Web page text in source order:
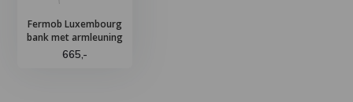
Fermob Luxembourg
bank met armleuning
665,-